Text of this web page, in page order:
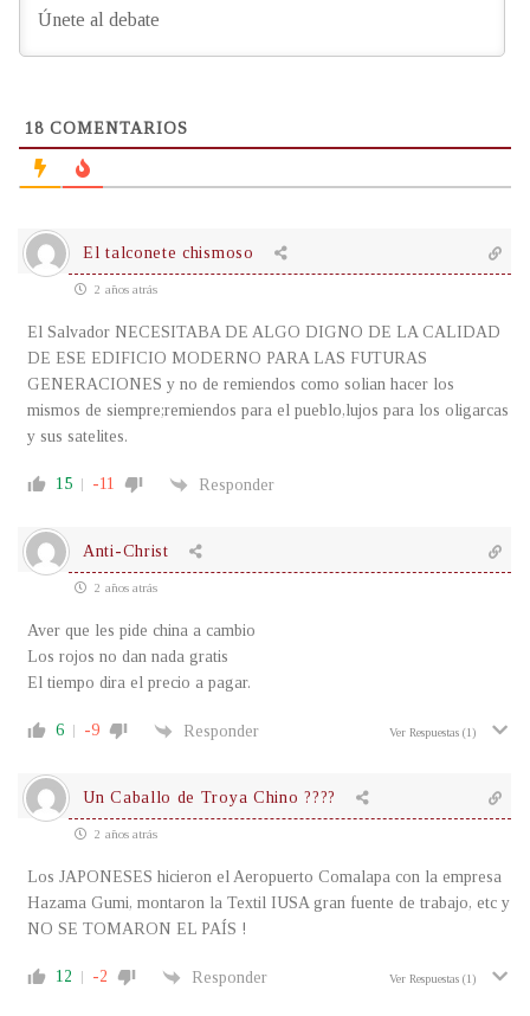
18 COMENTARIOS
El talconete chismoso
2 años atrás
El Salvador NECESITABA DE ALGO DIGNO DE LA CALIDAD
DE ESE EDIFICIO MODERNO PARA LAS FUTURAS
GENERACIONES y no de remiendos como solian hacer los
mismos de siempre;remiendos para el pueblo,lujos para los oligarcas
y sus satelites.
15 -11 Responder
Anti-Christ
2 años atrás
Aver que les pide china a cambio
Los rojos no dan nada gratis
El tiempo dira el precio a pagar.
6 -9 Responder Ver Respuestas (1)
Un Caballo de Troya Chino ????
2 años atrás
Los JAPONESES hicieron el Aeropuerto Comalapa con la empresa
Hazama Gumi, montaron la Textil IUSA gran fuente de trabajo, etc y
NO SE TOMARON EL PAÍS !
12 -2 Responder Ver Respuestas (1)